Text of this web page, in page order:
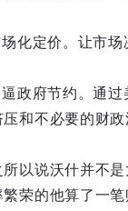
化定价。让市场
政府节约。通
压和不必要的财
所以说沃什并不
繁荣的他算了一